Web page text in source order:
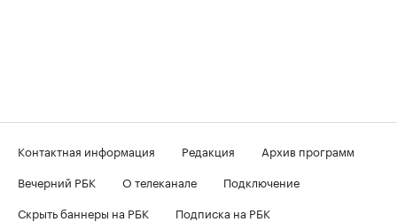
Контактная информация Редакция
Архив программ
Вечерний РБК
О телеканале
Подключение
Скрыть баннеры на РБК
Подписка на РБК